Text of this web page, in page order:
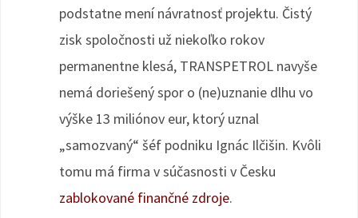
podstatne mení návratnosť projektu. Čistý
zisk spoločnosti už niekoľko rokov
permanentne klesá, TRANSPETROL navyše
nemá doriešený spor o (ne)uznanie dlhu vo
výške 13 miliónov eur, ktorý uznal
„samozvaný“ šéf podniku Ignác Ilčišin. Kvôli
tomu má firma v súčasnosti v Česku
zablokované finančné zdroje.